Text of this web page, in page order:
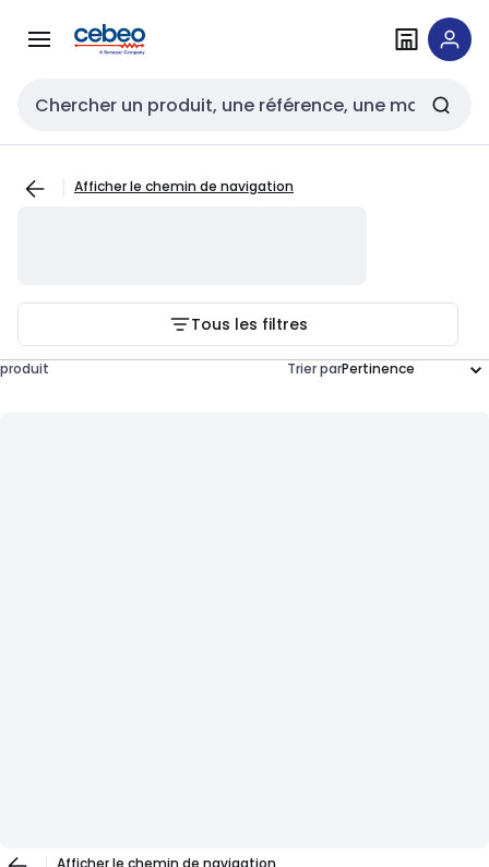
navigationau
Entrée de recherche
Afficher le chemin de navigation
Tous les filtres
produit Trier par
Afficher le chemin de navigation